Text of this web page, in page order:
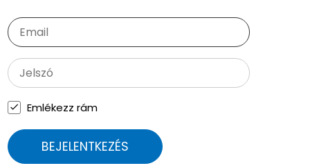
Emlékezz rám
BEJELENTKEZÉS